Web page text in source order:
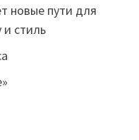
новые пути для
и стиль